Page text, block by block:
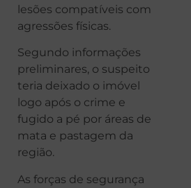
lesões compatíveis com
agressões físicas.
Segundo informações
preliminares, o suspeito
teria deixado o imóvel
logo após o crime e
fugido a pé por áreas de
mata e pastagem da
região.
As forças de segurança